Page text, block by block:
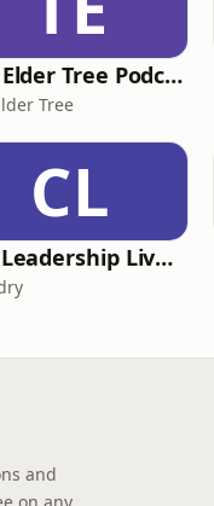
The Elder Tree Podcast
Tree
CL
CIO Leadership Live: Australia
and